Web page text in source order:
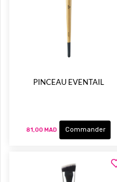
PINCEAU EVENTAIL
81,00 MAD Commander